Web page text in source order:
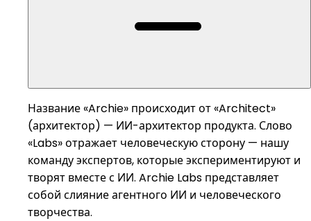
Название «Archie» происходит от «Architect»
(архитектор) — ИИ-архитектор продукта. Слово
«Labs» отражает человеческую сторону — нашу
команду экспертов, которые экспериментируют и
творят вместе с ИИ. Archie Labs представляет
собой слияние агентного ИИ и человеческого
творчества.